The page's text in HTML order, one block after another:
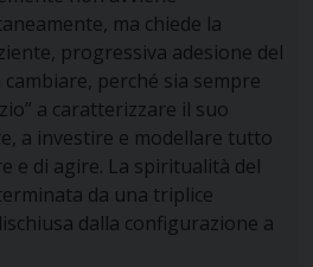
ma chiede la
progressiva adesione del
perché sia sempre
a caratterizzare il suo
a investire e modellare tutto
e di agire. La spiritualità del
da una triplice
dalla configurazione a